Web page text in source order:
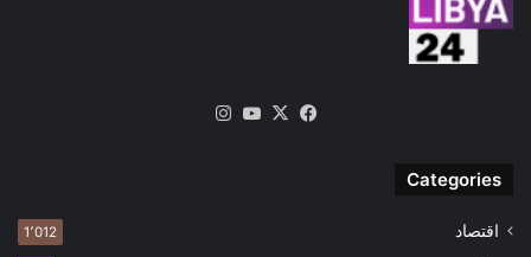
فيسبوك
‫X
‫YouTube
Categories
اقتصاد 1٬012